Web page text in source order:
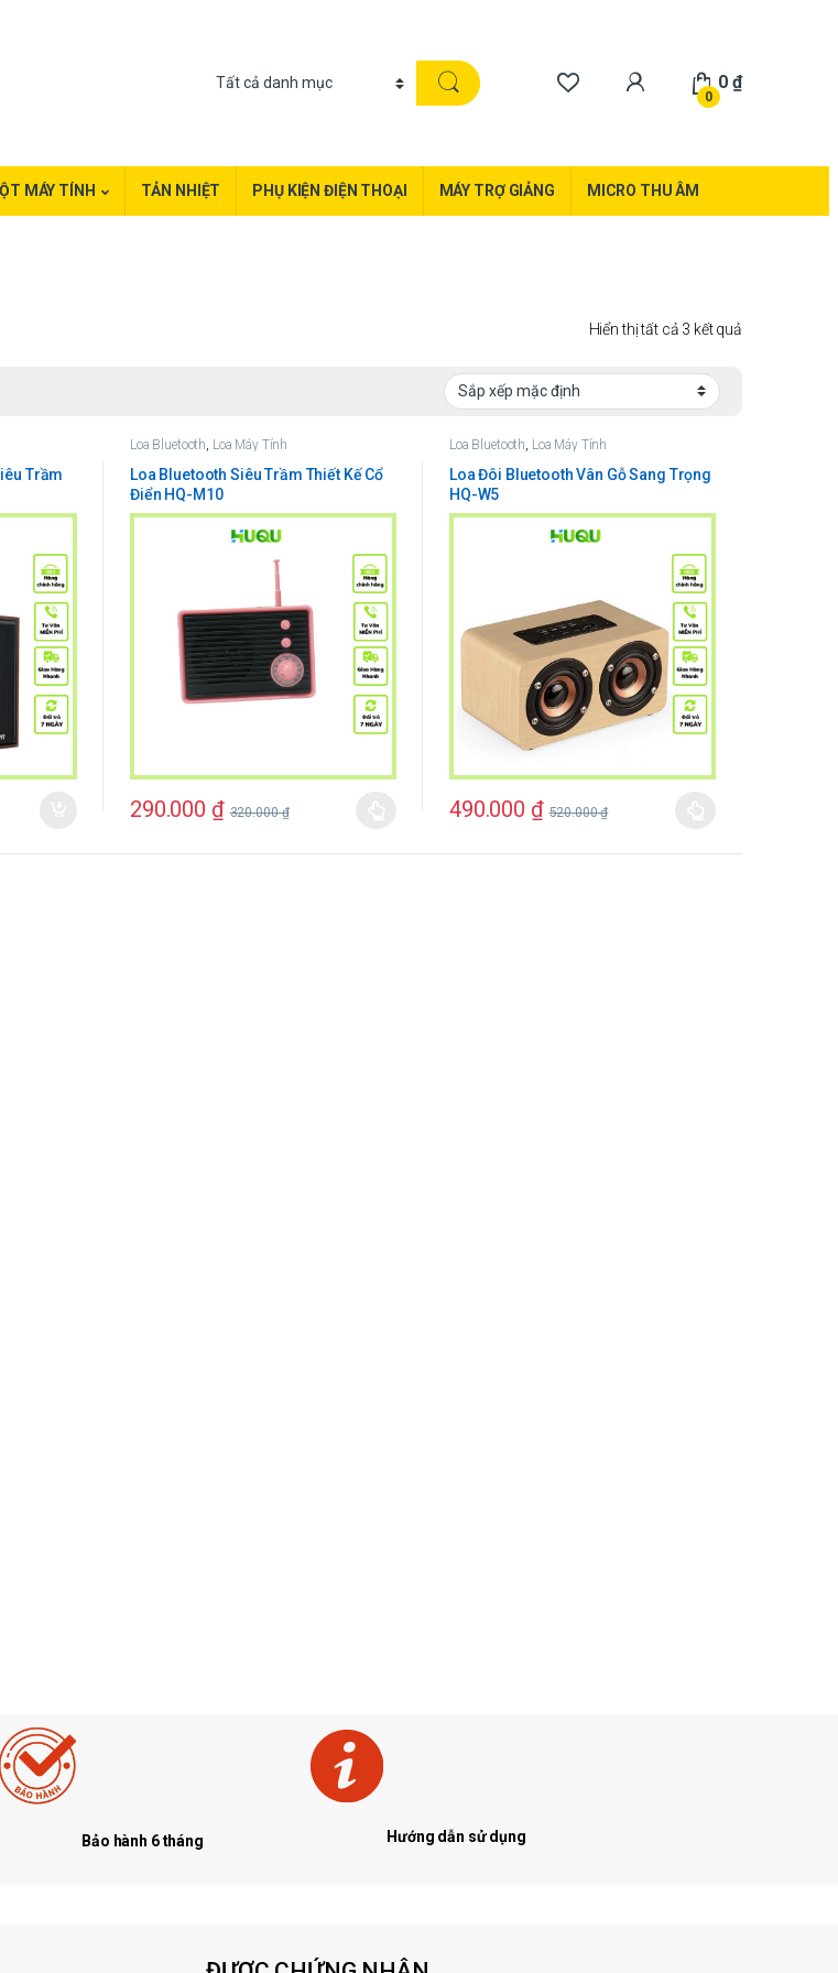
0
0₫
MÁY TÍNH TẢN NHIỆT PHỤ KIỆN ĐIỆN THOẠI MÁY TRỢ GIẢNG MICRO THU ÂM
Hiển thị tất cả 3 kết quả
Trầm
Loa Bluetooth, Loa Máy Tính
Loa Bluetooth Siêu Trầm Thiết Kế Cổ
Điển HQ-M10
290.000 ₫ 320.000₫
Loa Bluetooth, Loa Máy Tính
Loa Đôi Bluetooth Vân Gỗ Sang Trọng
HQ-W5
490.000 ₫ 520.000₫
Bảo hành 6 tháng Hướng dẫn sử dụng